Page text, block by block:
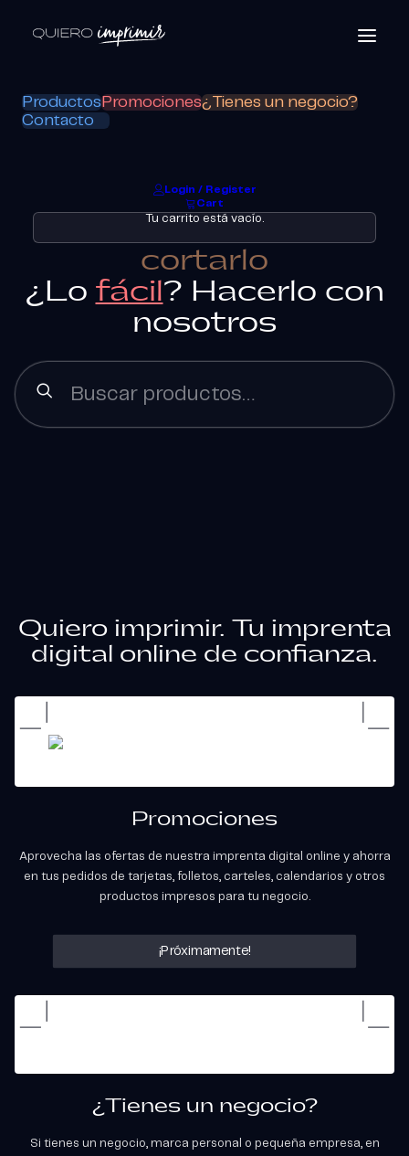
ProductosPromociones¿Tienes un negocio?
Contacto
Login / Register
Cart
Tu carrito está vacío.
Lo difícil es saber
cuaderna
¿Lo fácil? Hacerlo con
nosotros
por:
Quiero imprimir. Tu imprenta
digital online de confianza.
Promociones
Aprovecha las ofertas de nuestra imprenta digital online y ahorra
en tus pedidos de tarjetas, folletos, carteles, calendarios y otros
productos impresos para tu negocio.
¡Próximamente!
¿Tienes un negocio?
Si tienes un negocio, marca personal o pequeña empresa, en